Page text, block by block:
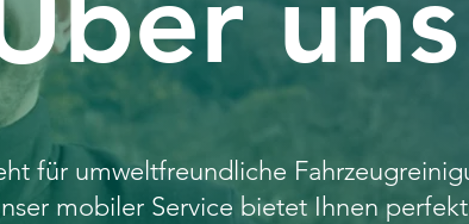
für umweltfreundliche
mobiler Service bietet Ihnen